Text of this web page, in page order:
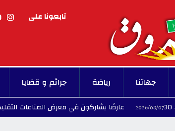
تابعونا على
جهاتنا رياضة جرائم و قضايا